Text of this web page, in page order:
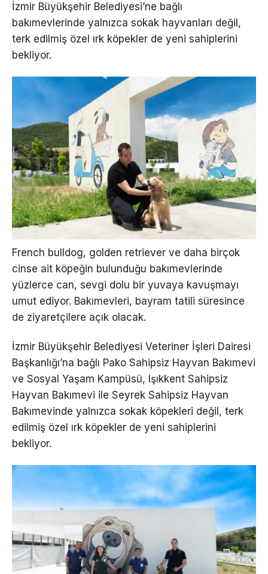
İzmir Büyükşehir Belediyesi’ne bağlı
bakımevlerinde yalnızca sokak hayvanları değil,
terk edilmiş özel ırk köpekler de yeni sahiplerini
bekliyor.
French bulldog, golden retriever ve daha birçok
cinse ait köpeğin bulunduğu bakımevlerinde
yüzlerce can, sevgi dolu bir yuvaya kavuşmayı
umut ediyor. Bakımevleri, bayram tatili süresince
de ziyaretçilere açık olacak.
İzmir Büyükşehir Belediyesi Veteriner İşleri Dairesi
Başkanlığı’na bağlı Pako Sahipsiz Hayvan Bakımevi
ve Sosyal Yaşam Kampüsü, Işıkkent Sahipsiz
Hayvan Bakımevi ile Seyrek Sahipsiz Hayvan
Bakımevinde yalnızca sokak köpekleri değil, terk
edilmiş özel ırk köpekler de yeni sahiplerini
bekliyor.